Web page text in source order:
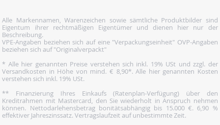
Alle Markennamen, Warenzeichen sowie sämtliche Produktbilder sind
Eigentum ihrer rechtmäßigen Eigentümer und dienen hier nur der
Beschreibung.
VPE-Angaben beziehen sich auf eine "Verpackungseinheit" OVP-Angaben
beziehen sich auf "Originalverpackt"
* Alle hier genannten Preise verstehen sich inkl. 19% USt und zzgl. der
Versandkosten in Höhe von mind. € 8,90*. Alle hier genannten Kosten
verstehen sich inkl. 19% USt.
** Finanzierung Ihres Einkaufs (Ratenplan-Verfügung) über den
Kreditrahmen mit Mastercard, den Sie wiederholt in Anspruch nehmen
können. Nettodarlehensbetrag bonitätsabhängig bis 15.000 €. 6,90 %
effektiver Jahreszinssatz. Vertragslaufzeit auf unbestimmte Zeit.